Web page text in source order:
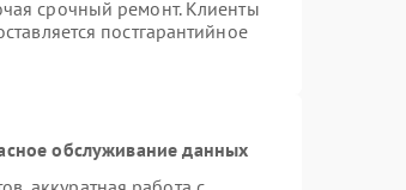
срочный ремонт. Клиенты
постгарантийное
обслуживание данных